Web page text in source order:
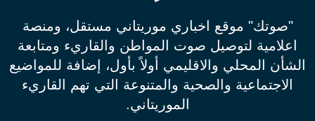
"صوتك" موقع اخباري موريتاني مستقل، ومنصة
اعلامية لتوصيل صوت المواطن والقاريء ومتابعة
الشأن المحلي والاقليمي أولاً بأول، إضافة للمواضيع
الاجتماعية والصحية والمتنوعة التي تهم القاريء
الموريتاني.